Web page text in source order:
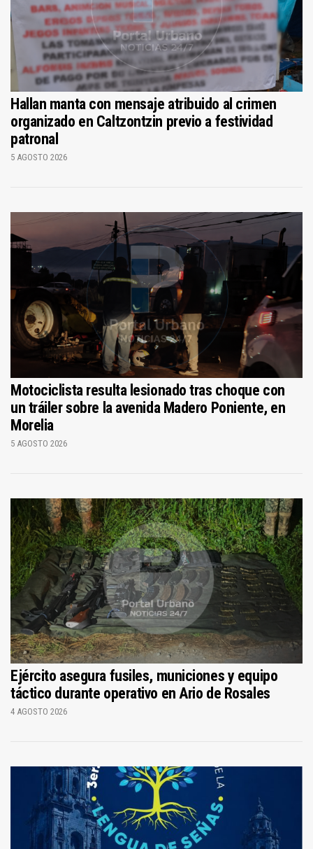
Hallan manta con mensaje atribuido al crimen
organizado en Caltzontzin previo a festividad
patronal
5 AGOSTO 2026
Motociclista resulta lesionado tras choque con
un tráiler sobre la avenida Madero Poniente, en
Morelia
5 AGOSTO 2026
Ejército asegura fusiles, municiones y equipo
táctico durante operativo en Ario de Rosales
4 AGOSTO 2026